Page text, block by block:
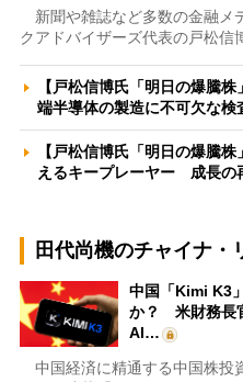
新聞や雑誌など多数の金融メ
クアドバイザーズ代表の戸松信
【戸松信博氏「明日の爆騰
端半導体の製造に不可欠な
【戸松信博氏「明日の爆騰
えるキープレーヤー 成長
田代尚機のチャイナ・
中国「Kimi K3
か？ 米財務長
AI…
中国経済に精通する中国株投